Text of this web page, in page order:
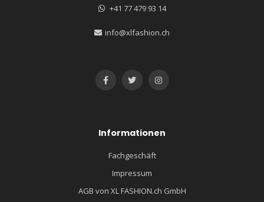
+41 77 479 93 14
info@xlfashion.ch
Informationen
Fachgeschäft
Impressum
AGB von XL FASHION.ch GmbH